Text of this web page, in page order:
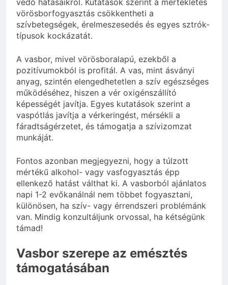
vörösborfogyasztás csökkentheti a
szívbetegségek, érelmeszesedés és egyes sztrók-
típusok kockázatát.
A vasbor, mivel vörösboralapú, ezekből a
pozitívumokból is profitál. A vas, mint ásványi
anyag, szintén elengedhetetlen a szív egészséges
működéséhez, hiszen a vér oxigénszállító
képességét javítja. Egyes kutatások szerint a
vaspótlás javítja a vérkeringést, mérsékli a
fáradtságérzetet, és támogatja a szívizomzat
munkáját.
Fontos azonban megjegyezni, hogy a túlzott
mértékű alkohol- vagy vasfogyasztás épp
ellenkező hatást válthat ki. A vasborból ajánlatos
napi 1-2 evőkanálnál nem többet fogyasztani,
különösen, ha szív- vagy érrendszeri problémánk
van. Mindig konzultáljunk orvossal, ha kétségünk
támad!
Vasbor szerepe az emésztés
támogatásában